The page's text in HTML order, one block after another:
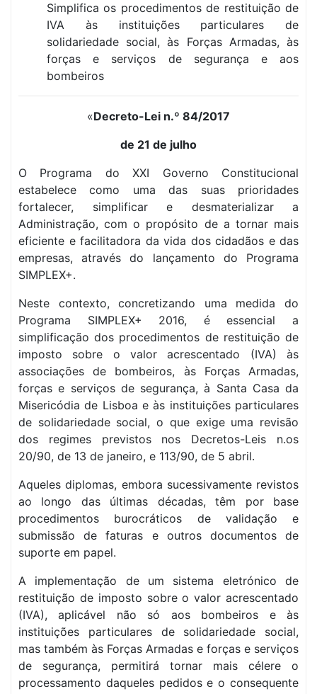
Simplifica os procedimentos de restituição de
IVA às instituições particulares de
solidariedade social, às Forças Armadas, às
forças e serviços de segurança e aos
bombeiros
«Decreto-Lei n.º 84/2017
de 21 de julho
O Programa do XXI Governo Constitucional
estabelece como uma das suas prioridades
fortalecer, simplificar e desmaterializar a
Administração, com o propósito de a tornar mais
eficiente e facilitadora da vida dos cidadãos e das
empresas, através do lançamento do Programa
SIMPLEX+.
Neste contexto, concretizando uma medida do
Programa SIMPLEX+ 2016, é essencial a
simplificação dos procedimentos de restituição de
imposto sobre o valor acrescentado (IVA) às
associações de bombeiros, às Forças Armadas,
forças e serviços de segurança, à Santa Casa da
Misericódia de Lisboa e às instituições particulares
de solidariedade social, o que exige uma revisão
dos regimes previstos nos Decretos-Leis n.os
20/90, de 13 de janeiro, e 113/90, de 5 abril.
Aqueles diplomas, embora sucessivamente revistos
ao longo das últimas décadas, têm por base
procedimentos burocráticos de validação e
submissão de faturas e outros documentos de
suporte em papel.
A implementação de um sistema eletrónico de
restituição de imposto sobre o valor acrescentado
(IVA), aplicável não só aos bombeiros e às
instituições particulares de solidariedade social,
mas também às Forças Armadas e forças e serviços
de segurança, permitirá tornar mais célere o
processamento daqueles pedidos e o consequente